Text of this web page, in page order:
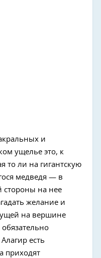
и
ущелье это, к
то ли на гигантскую
медведя — в
стороны на нее
желание и
на вершине
есть
приходят